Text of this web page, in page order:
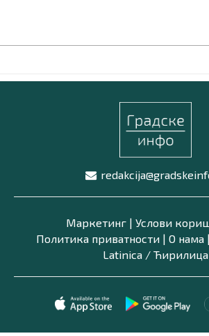
Маркетинг| Услови
Политика приватности| О нама|
Latinica / Ћирилица